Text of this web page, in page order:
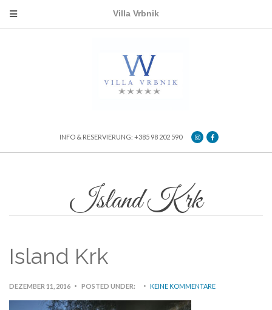
Villa Vrbnik
INFO & RESERVIERUNG: +385 98 202 590
Island Krk
Island Krk
DEZEMBER 11, 2016 POSTED UNDER: KEINE KOMMENTARE